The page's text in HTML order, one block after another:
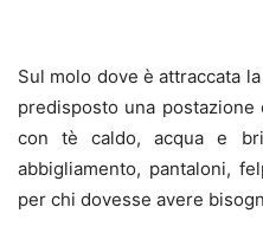
Sul molo dove è attraccata
predisposto una
con tè caldo, acqua e
abbigliamento, pantaloni,
per chi dovesse avere